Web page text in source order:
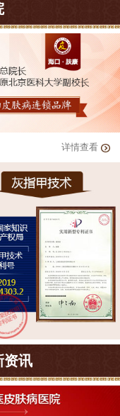
详情查看
资讯